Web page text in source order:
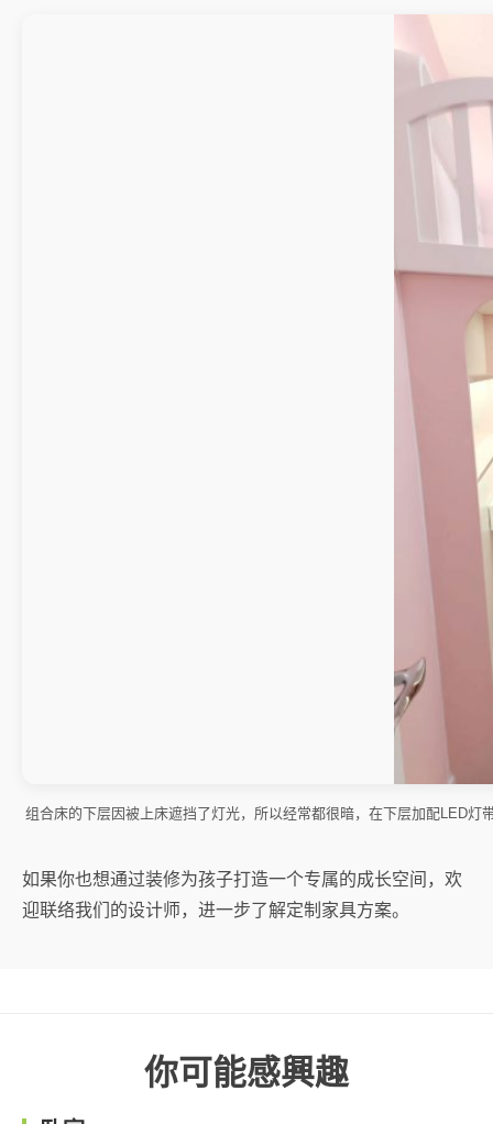
组合床的下层因被上床遮挡了灯光，所以经常都很暗，在下层加配LED
如果你也想通过装修为孩子打造一个专属的成长空间，欢
迎联络我们的设计师，进一步了解定制家具方案。
你可能感興趣